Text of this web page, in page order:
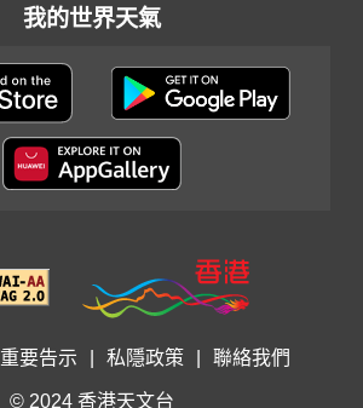
我的世界天氣
重要告示 私隱政策 聯絡我們
© 2024 香港天文台